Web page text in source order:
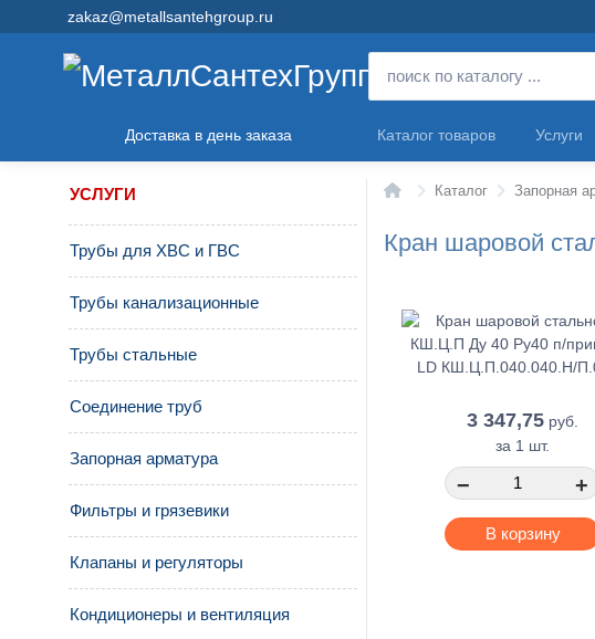
zakaz@metallsantehgroup.ru
Доставка в день заказа Каталог товаров Услуги
УСЛУГИ
Трубы для ХВС и ГВС
Трубы канализационные
Трубы стальные
Соединение труб
Запорная арматура
Фильтры и грязевики
Клапаны и регуляторы
Кондиционеры и вентиляция
ГлавнаяКаталог Запорная
Кран шаровой
3 347,75 руб.
за 1 шт.
− +
В корзину